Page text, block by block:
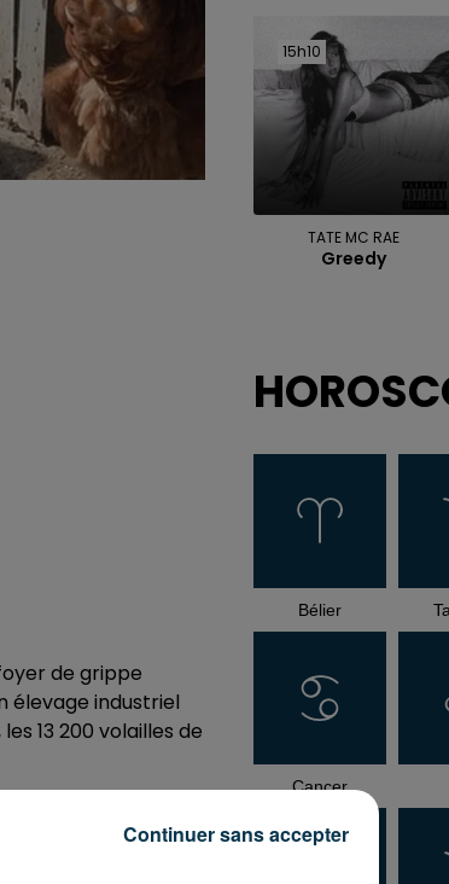
de grippe
élevage industriel
13 200 volailles de
et de
ces périmètres,
spécifiques.
15h10
15h10
TATE MC RAE
Greedy
Bélier
Cancer
Continuer sans accepter